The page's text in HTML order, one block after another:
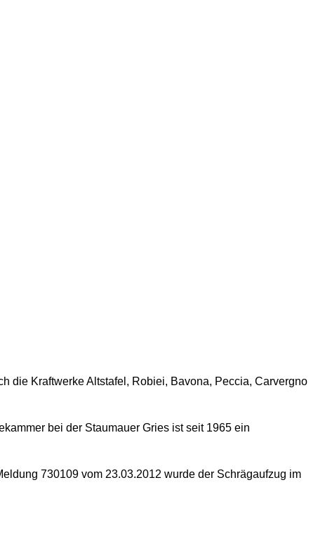
die Kraftwerke Altstafel, Robiei, Bavona, Peccia, Carvergno
bei der Staumauer Gries ist seit 1965 ein
730109 vom 23.03.2012 wurde der Schrägaufzug im